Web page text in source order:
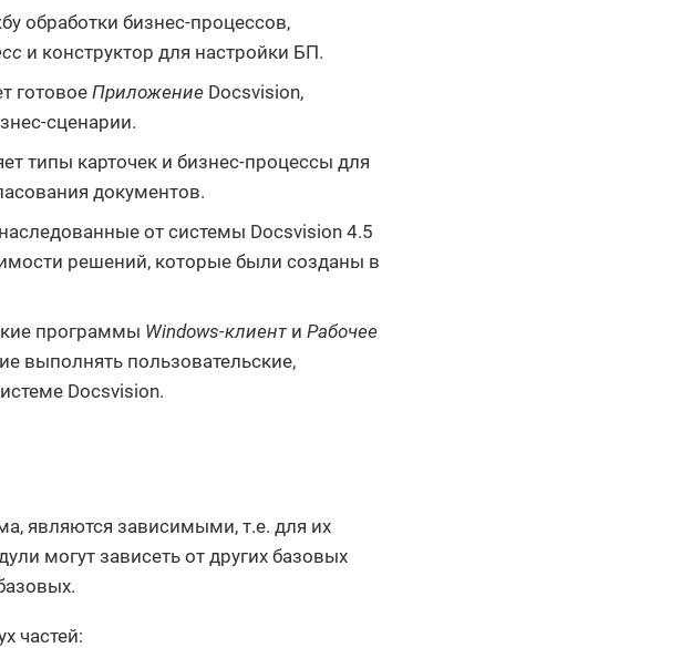
обработки бизнес-процессов,
и конструктор для настройки БП.
готовоеПриложение Docsvision,
сценарии.
типы карточек и бизнес-процессы для
документов.
от системы Docsvision 4.5
решений, которые были созданы в
программы Windows-клиенти Рабочее
выполнять пользовательские,
Docsvision.
являются зависимыми, т.е. для их
могут зависеть от других базовых
частей: